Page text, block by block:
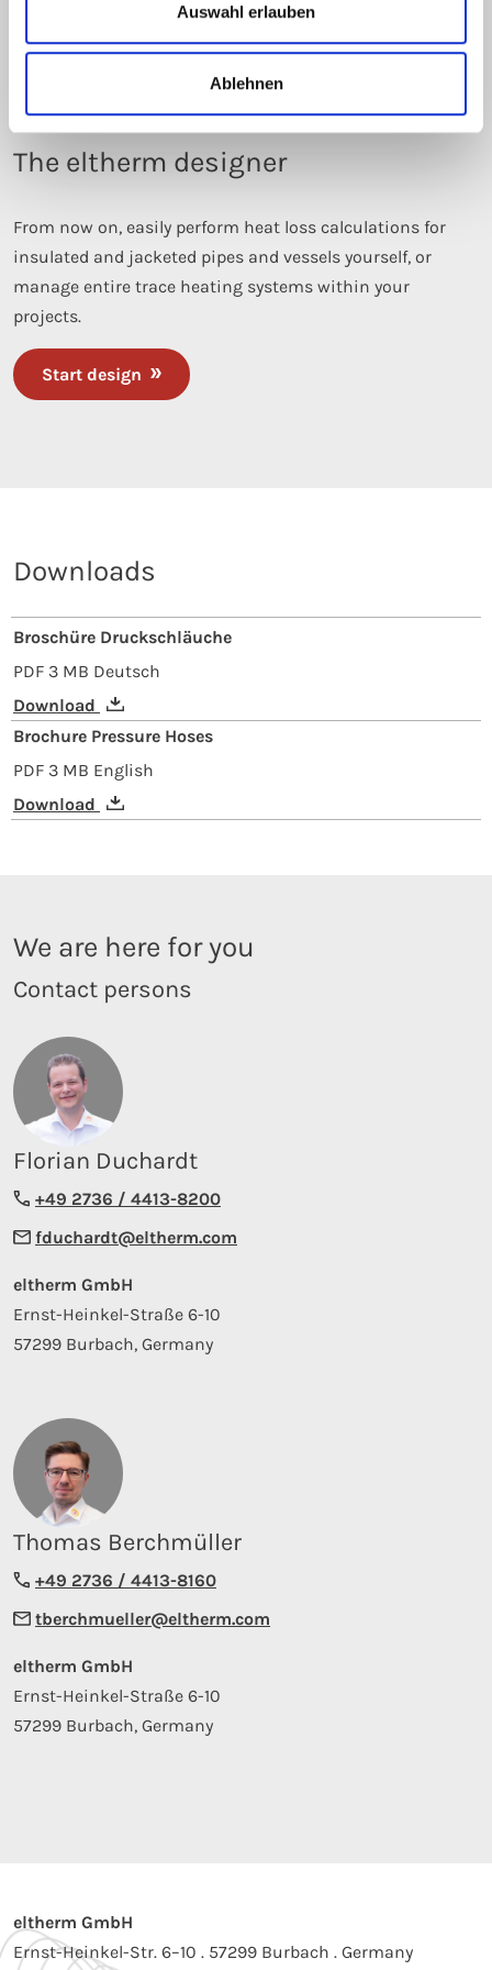
Auswahl erlauben
Ablehnen
The eltherm designer
From now on, easily perform heat loss calculations for
insulated and jacketed pipes and vessels yourself, or
manage entire trace heating systems within your
projects.
Start design
Downloads
Broschüre Druckschläuche
PDF 3 MB Deutsch
Download
Brochure Pressure Hoses
PDF 3 MB English
Download
We are here for you
Contact persons
Florian Duchardt
+49 2736 / 4413-8200
fduchardt@eltherm.com
eltherm GmbH
Ernst-Heinkel-Straße 6-10
57299 Burbach, Germany
Thomas Berchmüller
+49 2736 / 4413-8160
tberchmueller@eltherm.com
eltherm GmbH
Ernst-Heinkel-Straße 6-10
57299 Burbach, Germany
eltherm GmbH
Ernst-Heinkel-Str. 6–10 . 57299 Burbach . Germany